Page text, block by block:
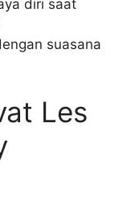
diri saat
suasana
Les